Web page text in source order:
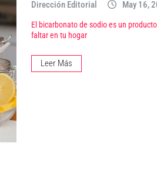
Dirección Editorial May 16,
El bicarbonato de sodio es un
faltar en tu hogar
Leer Más